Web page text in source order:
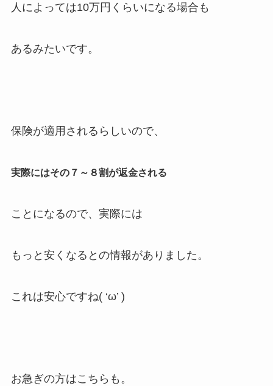
人によっては10万円くらいになる場合も
あるみたいです。
保険が適用されるらしいので、
実際にはその７～８割が返金される
ことになるので、実際には
もっと安くなるとの情報がありました。
これは安心ですね( ‘ω’ )
お急ぎの方はこちらも。